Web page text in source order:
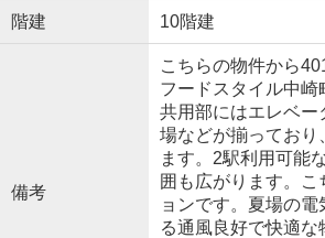
階建 10階建
備考
こちらの物件から
フードスタイル中崎
共用部にはエレベー
場などが揃っており
ます。2駅利用可能
囲も広がります。
ョンです。夏場の
る通風良好で快適な